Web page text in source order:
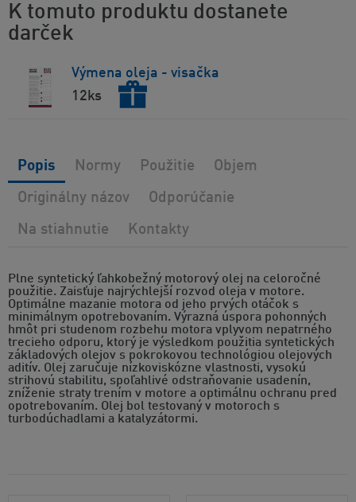
K tomuto produktu dostanete
darček
Výmena oleja - visačka
12ks
Plne syntetický ľahkobežný motorový olej na celoročné
použitie. Zaisťuje najrýchlejší rozvod oleja v motore.
Optimálne mazanie motora od jeho prvých otáčok s
minimálnym opotrebovaním. Výrazná úspora pohonných
hmôt pri studenom rozbehu motora vplyvom nepatrného
trecieho odporu, ktorý je výsledkom použitia syntetických
základových olejov s pokrokovou technológiou olejových
aditív. Olej zaručuje nízkoviskózne vlastnosti, vysokú
strihovú stabilitu, spoľahlivé odstraňovanie usadenín,
zníženie straty trením v motore a optimálnu ochranu pred
opotrebovaním. Olej bol testovaný v motoroch s
turbodúchadlami a katalyzátormi.
Popis Normy Použitie Objem
Originálny názov Odporúčanie
Na stiahnutie Kontakty